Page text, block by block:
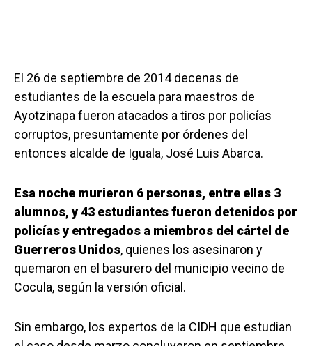
El 26 de septiembre de 2014 decenas de
estudiantes de la escuela para maestros de
Ayotzinapa fueron atacados a tiros por policías
corruptos, presuntamente por órdenes del
entonces alcalde de Iguala, José Luis Abarca.
Esa noche murieron 6 personas, entre ellas 3
alumnos, y 43 estudiantes fueron detenidos por
policías y entregados a miembros del cártel de
Guerreros Unidos, quienes los asesinaron y
quemaron en el basurero del municipio vecino de
Cocula, según la versión oficial.
Sin embargo, los expertos de la CIDH que estudian